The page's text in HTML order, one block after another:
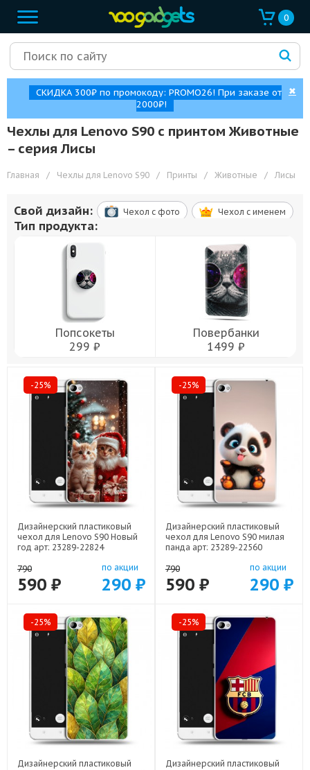
0
СКИДКА 300₽ по промокоду: PROMO26! При заказе от
2000₽!
✖
Чехлы для Lenovo S90 с принтом Животные
– cерия Лисы
Главная / Чехлы для Lenovo S90 / Принты / Животные / Лисы
Свой дизайн: Чехол c фото Чехол c именем
Тип продукта:
Попсокеты
299 ₽
Повербанки
1499 ₽
-25%
Дизайнерский пластиковый
чехол для Lenovo S90 Новый
год арт: 23289-22824
790
590 ₽
по акции
290 ₽
-25%
Дизайнерский пластиковый
чехол для Lenovo S90 милая
панда арт: 23289-22560
790
590 ₽
по акции
290 ₽
-25%
Дизайнерский пластиковый
-25%
Дизайнерский пластиковый